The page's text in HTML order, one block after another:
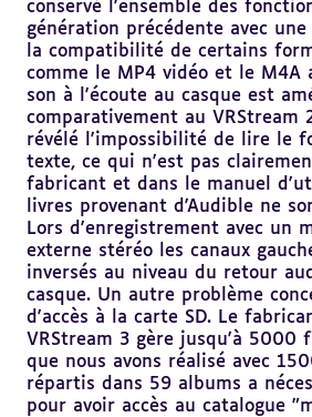
conservé l'ensemble des
génération précédente avec
la compatibilité de certains
comme le MP4 vidéo et le M4A
son à l'écoute au casque est
comparativement au VRStream
révélé l'impossibilité de lire le
texte, ce qui n'est pas
fabricant et dans le manuel
livres provenant d'Audible ne
Lors d'enregistrement avec un
externe stéréo les canaux
inversés au niveau du retour
casque. Un autre problème
d'accès à la carte SD. Le
VRStream 3 gère jusqu'à 5000
que nous avons réalisé avec
répartis dans 59 albums a
pour avoir accès au catalogue